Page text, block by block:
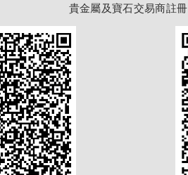
貴金屬及寶石交易商註冊